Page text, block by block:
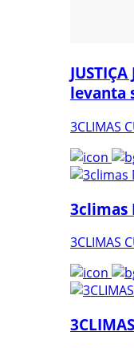
levanta
3CLIMAS
3climas
3CLIMAS